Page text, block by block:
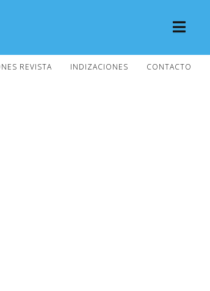
REVISTA INDIZACIONES CONTACTO